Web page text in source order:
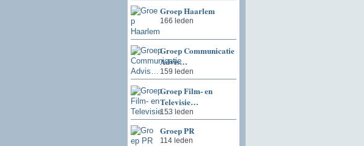
Groep Haarlem
166 leden
Groep Communicatie
Advis…
159 leden
Groep Film- en
Televisie…
153 leden
Groep PR
114 leden